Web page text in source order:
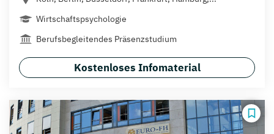
Wirtschaftspsychologie
Berufsbegleitendes Präsenzstudium
Kostenloses Infomaterial